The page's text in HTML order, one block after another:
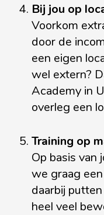
Bij jou op
Voorkom
door de
een eigen
wel extern?
Academy in
overleg een
Training op
Op basis van
we graag
daarbij
heel veel